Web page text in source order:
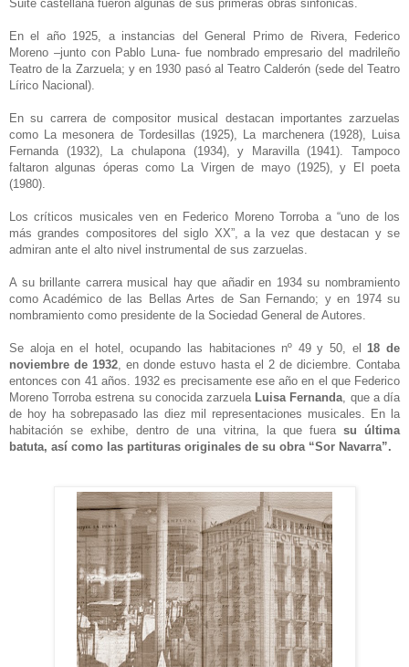
Suite castellana fueron algunas de sus primeras obras sinfónicas.
En el año 1925, a instancias del General Primo de Rivera, Federico
Moreno –junto con Pablo Luna- fue nombrado empresario del madrileño
Teatro de la Zarzuela; y en 1930 pasó al Teatro Calderón (sede del Teatro
Lírico Nacional).
En su carrera de compositor musical destacan importantes zarzuelas
como La mesonera de Tordesillas (1925), La marchenera (1928), Luisa
Fernanda (1932), La chulapona (1934), y Maravilla (1941). Tampoco
faltaron algunas óperas como La Virgen de mayo (1925), y El poeta
(1980).
Los críticos musicales ven en Federico Moreno Torroba a “uno de los
más grandes compositores del siglo XX”, a la vez que destacan y se
admiran ante el alto nivel instrumental de sus zarzuelas.
A su brillante carrera musical hay que añadir en 1934 su nombramiento
como Académico de las Bellas Artes de San Fernando; y en 1974 su
nombramiento como presidente de la Sociedad General de Autores.
Se aloja en el hotel, ocupando las habitaciones nº 49 y 50, el18 de
noviembre de 1932, en donde estuvo hasta el 2 de diciembre. Contaba
entonces con 41 años. 1932 es precisamente ese año en el que Federico
Moreno Torroba estrena su conocida zarzuela Luisa Fernanda, que a día
de hoy ha sobrepasado las diez mil representaciones musicales. En la
habitación se exhibe, dentro de una vitrina, la que fuera su última
batuta, así como las partituras originales de su obra “Sor Navarra”.